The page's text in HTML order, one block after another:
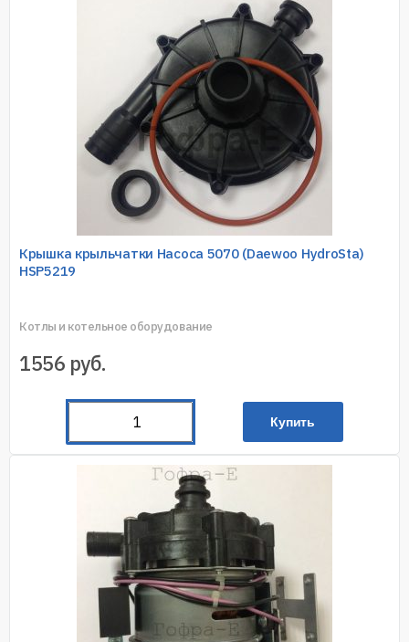
Крышка крыльчатки Насоса 5070 (Daewoo HydroSta)
HSP5219
Котлы и котельное оборудование
1556 руб.
Купить